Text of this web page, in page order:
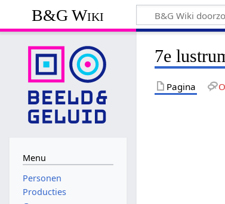
B&G Wiki
7e
Pagina
Menu
Personen
Producties